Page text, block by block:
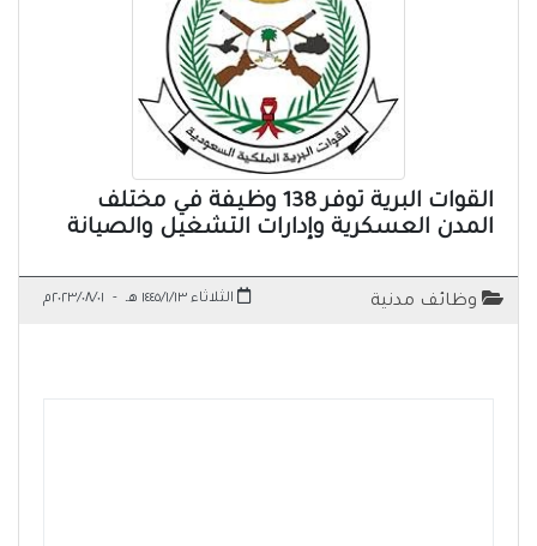
القوات البرية توفر 138 وظيفة في مختلف
المدن العسكرية وإدارات التشغيل والصيانة
وظائف مدنية الثلاثاء ١٤٤٥/١/١٣ هـ - ٢٠٢٣/٠٨/٠١م